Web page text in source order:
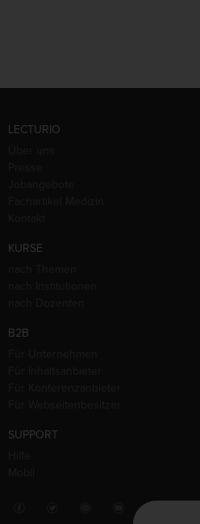
LECTURIO
KURSE
B2B
SUPPORT